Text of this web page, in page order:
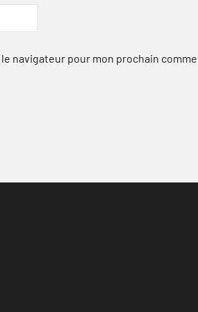
navigateur pour mon prochain